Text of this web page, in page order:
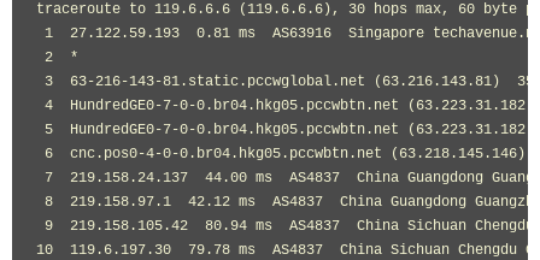
traceroute to 119.6 . 6.6 ( 119.6 . 6.6 ), 30 hops max, 60 byte
1
27.122 . 59.193 0.81 ms  AS63916 Singapore techavenue .
2
*
3
63-216-143-81.static . pccwglobal . net ( 63.216 . 143.81 )
4
HundredGE0-7-0-0.br04.hkg05.pccwbtn . net ( 63.223 . 31.182
5
HundredGE0-7-0-0.br04.hkg05.pccwbtn . net ( 63.223 . 31.182
6
  cnc
. pos0-4-0-0.br04.hkg05.pccwbtn . net ( 63.218 . 145.146 )
7
219.158 . 24.137 44.00 ms  AS4837 China Guangdong
8
219.158 . 97.1 42.12 ms  AS4837 China Guangdong
9
219.158 . 105.42 80.94 ms  AS4837 China Sichuan Chengdu
10
119.6 . 197.30 79.78 ms  AS4837 China Sichuan Chengdu